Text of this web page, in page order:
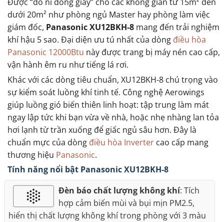
dưới 20m² như phòng ngủ Master hay phòng làm việc
giám đốc, Panasonic XU12BKH-8 mang đến trải nghiệm
khí hậu 5 sao. Đại diện ưu tú nhất của dòng điều hòa
Panasonic 12000Btu này được trang bị máy nén cao cấp,
vận hành êm ru như tiếng lá rơi.
Khác với các dòng tiêu chuẩn, XU12BKH-8 chú trọng vào
sự kiểm soát luồng khí tinh tế. Công nghệ Aerowings
giúp luồng gió biến thiên linh hoạt: tập trung làm mát
ngay lập tức khi bạn vừa về nhà, hoặc nhẹ nhàng lan tỏa
hơi lạnh từ trần xuống để giấc ngủ sâu hơn. Đây là
chuẩn mực của dòng điều hòa Inverter cao cấp mang
thương hiệu Panasonic.
Tính năng nổi bật Panasonic XU12BKH-8
Đèn báo chất lượng không khí: Tích
hợp cảm biến mùi và bụi mịn PM2.5,
hiển thị chất lượng không khí trong phòng với 3 màu